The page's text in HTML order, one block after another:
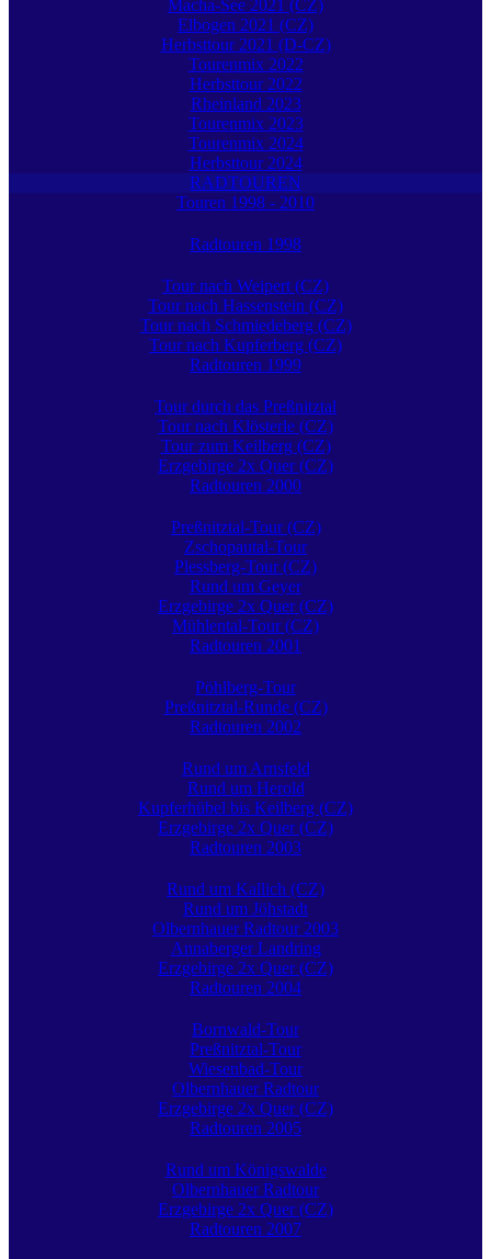
Macha-See 2021 (CZ)
Elbogen 2021 (CZ)
Herbsttour 2021 (D-CZ)
Tourenmix 2022
Herbsttour 2022
Rheinland 2023
Tourenmix 2023
Tourenmix 2024
Herbsttour 2024
RADTOUREN
Touren 1998 - 2010
Radtouren 1998
Tour nach Weipert (CZ)
Tour nach Hassenstein (CZ)
Tour nach Schmiedeberg (CZ)
Tour nach Kupferberg (CZ)
Radtouren 1999
Tour durch das Preßnitztal
Tour nach Klösterle (CZ)
Tour zum Keilberg (CZ)
Erzgebirge 2x Quer (CZ)
Radtouren 2000
Preßnitztal-Tour (CZ)
Zschopautal-Tour
Plessberg-Tour (CZ)
Rund um Geyer
Erzgebirge 2x Quer (CZ)
Mühlental-Tour (CZ)
Radtouren 2001
Pöhlberg-Tour
Preßnitztal-Runde (CZ)
Radtouren 2002
Rund um Arnsfeld
Rund um Herold
Kupferhübel bis Keilberg (CZ)
Erzgebirge 2x Quer (CZ)
Radtouren 2003
Rund um Kallich (CZ)
Rund um Jöhstadt
Olbernhauer Radtour 2003
Annaberger Landring
Erzgebirge 2x Quer (CZ)
Radtouren 2004
Bornwald-Tour
Preßnitztal-Tour
Wiesenbad-Tour
Olbernhauer Radtour
Erzgebirge 2x Quer (CZ)
Radtouren 2005
Rund um Königswalde
Olbernhauer Radtour
Erzgebirge 2x Quer (CZ)
Radtouren 2007